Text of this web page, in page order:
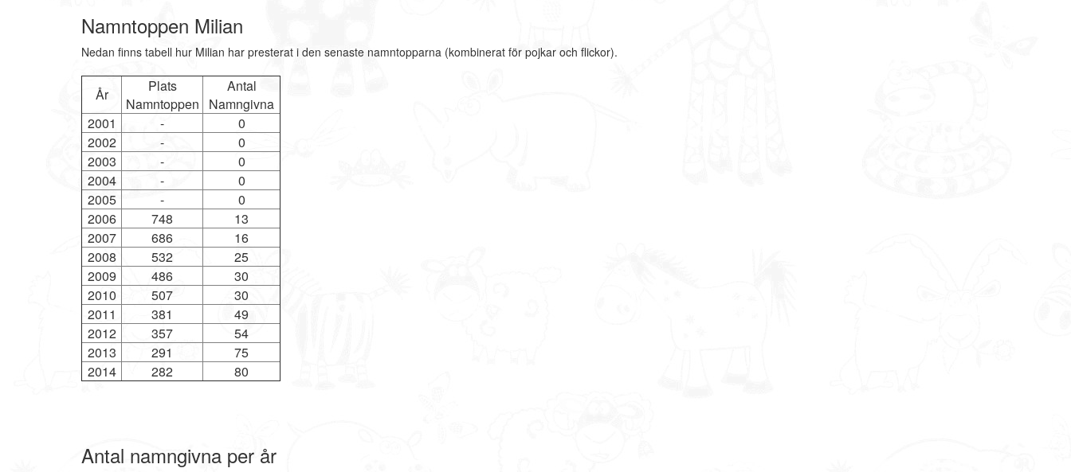
Namntoppen Milian
Nedan finns tabell hur Milian har presterat i den senaste namntopparna (kombinerat för pojkar och flickor).
År
Plats
Namntoppen
Antal
Namngivna
2001
-
0
2002
-
0
2003
-
0
2004
-
0
2005
-
0
2006
748
13
2007
686
16
2008
532
25
2009
486
30
2010
507
30
2011
381
49
2012
357
54
2013
291
75
2014
282 80
Antal namngivna per år